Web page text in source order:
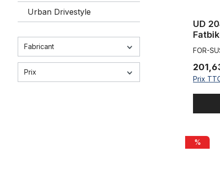
Urban Drivestyle
Fabricant
Prix
UD
FOR-
Prix
Fourche
%